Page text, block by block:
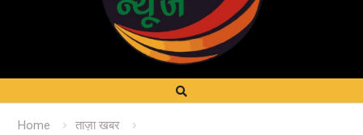
Home
ताज़ा खबर